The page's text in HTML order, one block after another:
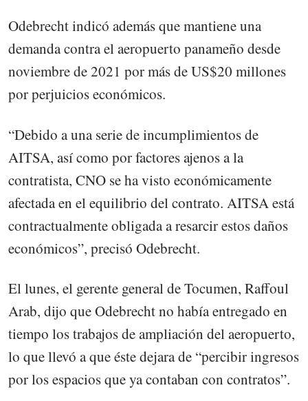
Odebrecht indicó además que mantiene una
demanda contra el aeropuerto panameño desde
noviembre de 2021 por más de US$20 millones
por perjuicios económicos.
“Debido a una serie de incumplimientos de
AITSA, así como por factores ajenos a la
contratista, CNO se ha visto económicamente
afectada en el equilibrio del contrato. AITSA está
contractualmente obligada a resarcir estos daños
económicos”, precisó Odebrecht.
El lunes, el gerente general de Tocumen, Raffoul
Arab, dijo que Odebrecht no había entregado en
tiempo los trabajos de ampliación del aeropuerto,
lo que llevó a que éste dejara de “percibir ingresos
por los espacios que ya contaban con contratos”.